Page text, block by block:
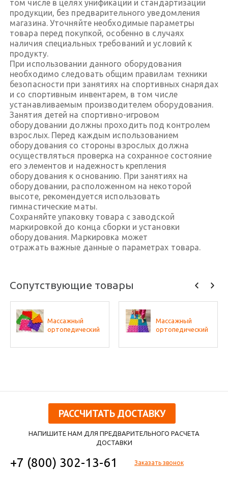
том числе в целях унификации и стандартизации
продукции, без предварительного уведомления
магазина. Уточняйте необходимые параметры
товара перед покупкой, особенно в случаях
наличия специальных требований и условий к
продукту.
При использовании данного оборудования
необходимо следовать общим правилам техники
безопасности при занятиях на спортивных снарядах
и со спортивным инвентарем, в том числе
устанавливаемым производителем оборудования.
Занятия детей на спортивно-игровом
оборудовании должны проходить под контролем
взрослых. Перед каждым использованием
оборудования со стороны взрослых должна
осуществляться проверка на сохранное состояние
его элементов и надежность крепления
оборудования к основанию. При занятиях на
оборудовании, расположенном на некоторой
высоте, рекомендуется использовать
гимнастические маты.
Сохраняйте упаковку товара с заводской
маркировкой до конца сборки и установки
оборудования. Маркировка может
отражать важные данные о параметрах товара.
Сопутствующие товары
Массажный
ортопедический
шт. по 1 шт
Массажный
ортопедический
шт. по 2 шт.
РАССЧИТАТЬ ДОСТАВКУ
НАПИШИТЕ НАМ ДЛЯ ПРЕДВАРИТЕЛЬНОГО РАСЧЕТА
ДОСТАВКИ
+7 (800) 302-13-61 Заказать звонок